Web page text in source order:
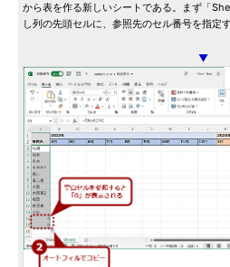
から表を作る新しいシートである。まず「
し列の先頭セルに、参照先のセル番号を指定す
▼